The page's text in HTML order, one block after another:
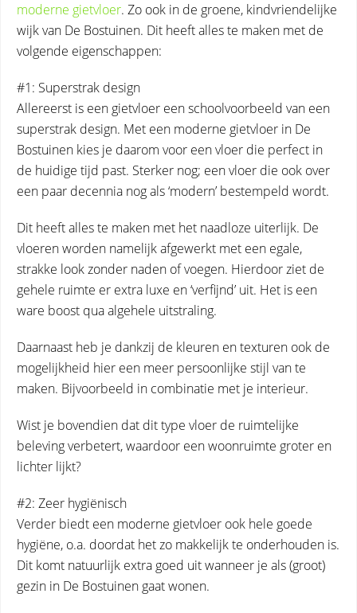
moderne gietvloer. Zo ook in de groene, kindvriendelijke
wijk van De Bostuinen. Dit heeft alles te maken met de
volgende eigenschappen:
#1: Superstrak design
Allereerst is een gietvloer een schoolvoorbeeld van een
superstrak design. Met een moderne gietvloer in De
Bostuinen kies je daarom voor een vloer die perfect in
de huidige tijd past. Sterker nog; een vloer die ook over
een paar decennia nog als ‘modern’ bestempeld wordt.
Dit heeft alles te maken met het naadloze uiterlijk. De
vloeren worden namelijk afgewerkt met een egale,
strakke look zonder naden of voegen. Hierdoor ziet de
gehele ruimte er extra luxe en ‘verfijnd’ uit. Het is een
ware boost qua algehele uitstraling.
Daarnaast heb je dankzij de kleuren en texturen ook de
mogelijkheid hier een meer persoonlijke stijl van te
maken. Bijvoorbeeld in combinatie met je interieur.
Wist je bovendien dat dit type vloer de ruimtelijke
beleving verbetert, waardoor een woonruimte groter en
lichter lijkt?
#2: Zeer hygiënisch
Verder biedt een moderne gietvloer ook hele goede
hygiëne, o.a. doordat het zo makkelijk te onderhouden is.
Dit komt natuurlijk extra goed uit wanneer je als (groot)
gezin in De Bostuinen gaat wonen.